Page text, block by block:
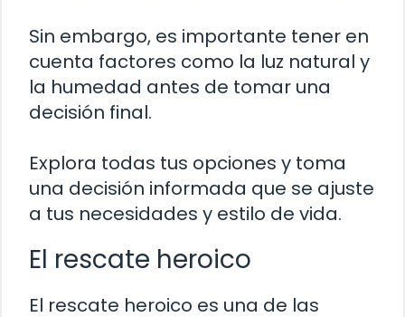
Sin embargo, es importante tener en
cuenta factores como la luz natural y
la humedad antes de tomar una
decisión final.
Explora todas tus opciones y toma
una decisión informada que se ajuste
a tus necesidades y estilo de vida.
El rescate heroico
El rescate heroico es una de las